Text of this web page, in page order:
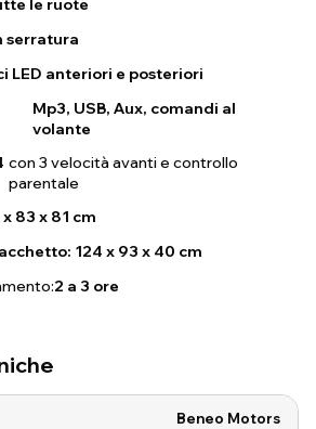
le ruote
serratura
LED anteriori e posteriori
Mp3, USB, Aux, comandi al
volante
con 3 velocità avanti e controllo
parentale
x 83 x 81 cm
124 x 93 x 40 cm
2 a 3 ore
Beneo Motors